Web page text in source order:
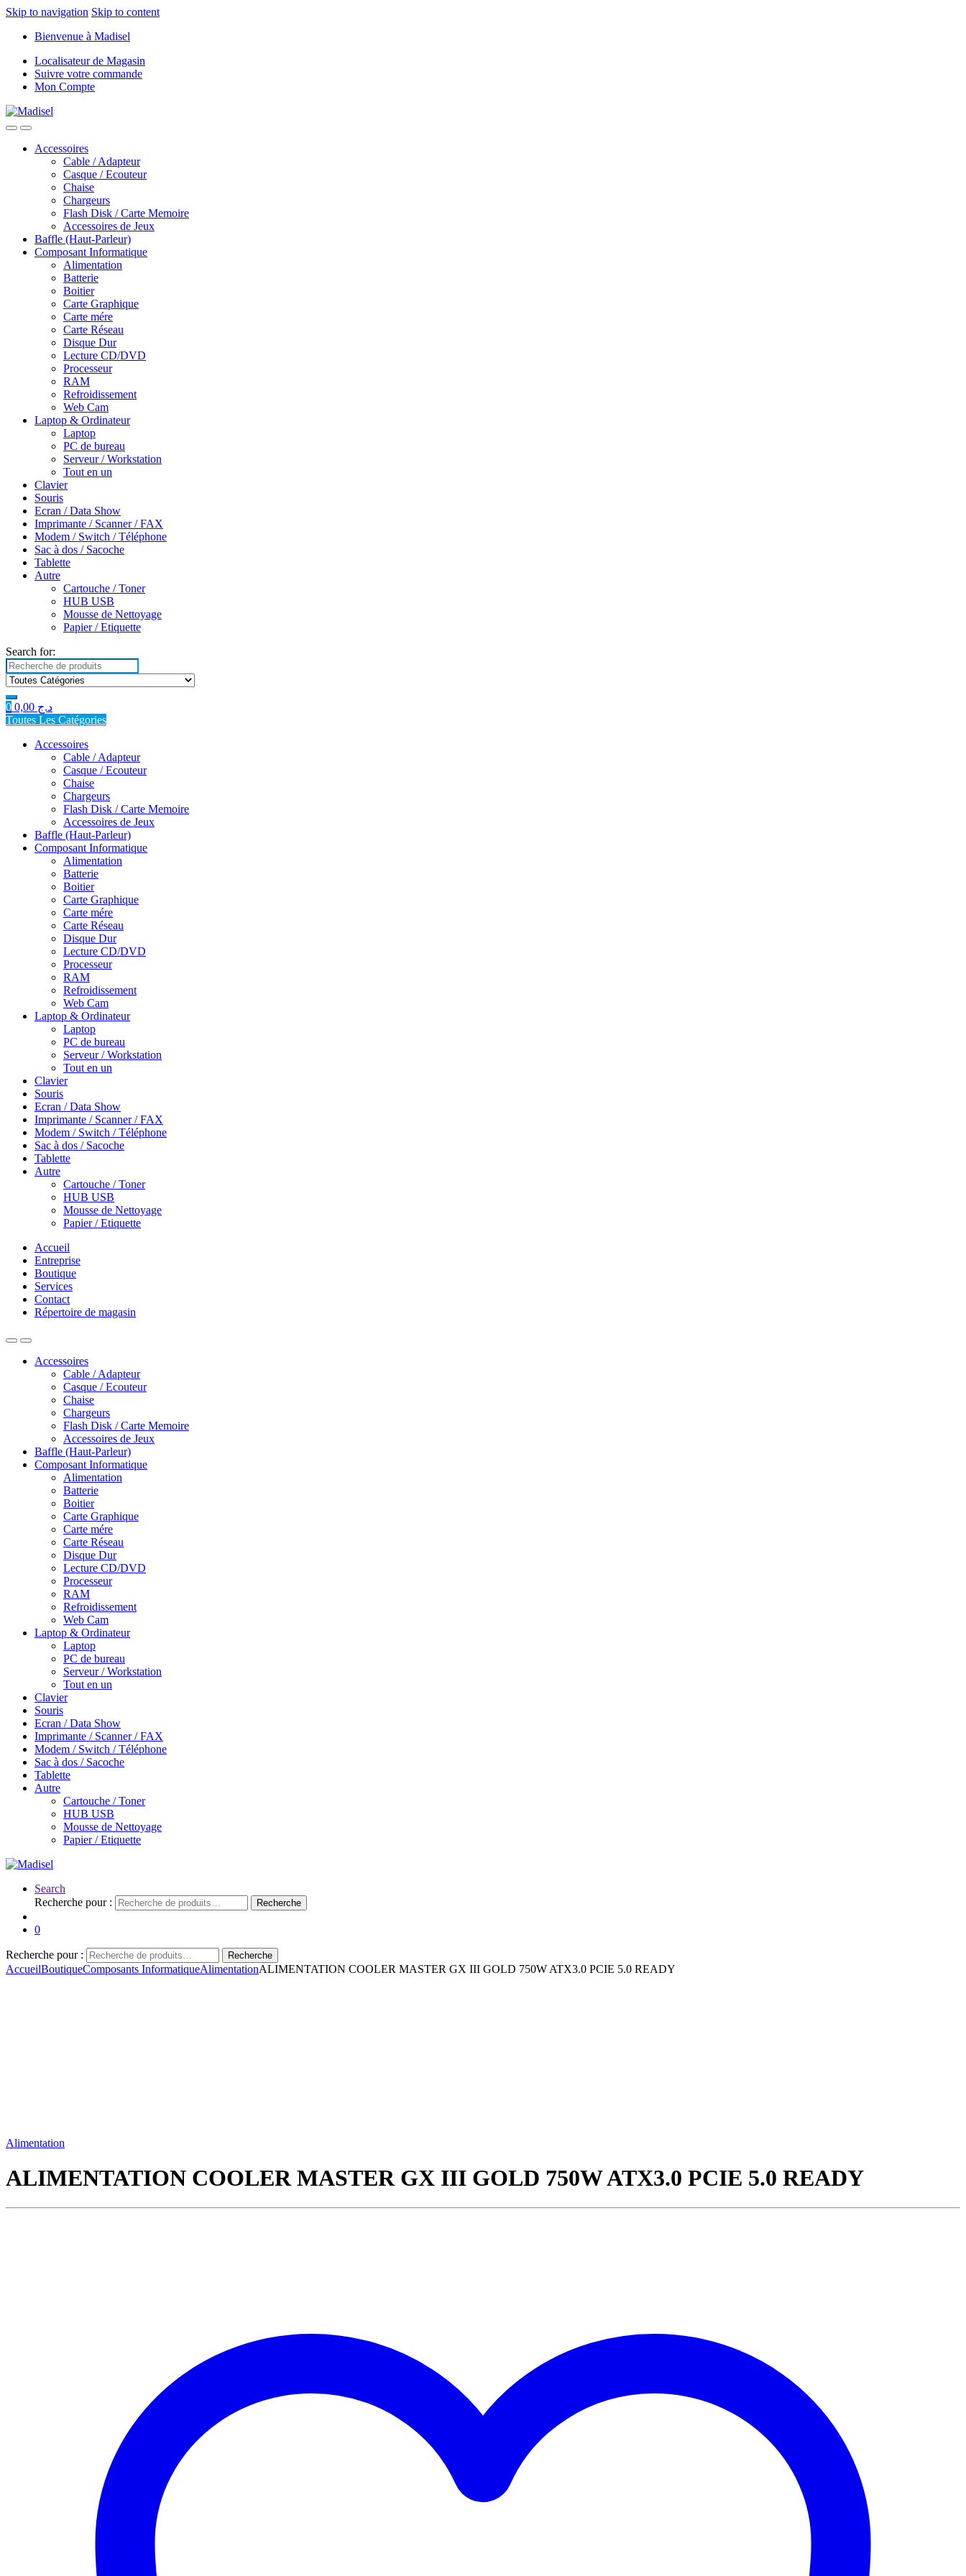
Skip to navigation Skip to content
Bienvenue à Madisel
Localisateur de Magasin
Suivre votre commande
Mon Compte
Accessoires
Cable / Adapteur
Casque / Ecouteur
Chaise
Chargeurs
Flash Disk / Carte Memoire
Accessoires de Jeux
Baffle (Haut-Parleur)
Composant Informatique
Alimentation
Batterie
Boitier
Carte Graphique
Carte mére
Carte Réseau
Disque Dur
Lecture CD/DVD
Processeur
RAM
Refroidissement
Web Cam
Laptop & Ordinateur
Laptop
PC de bureau
Serveur / Workstation
Tout en un
Clavier
Souris
Ecran / Data Show
Imprimante / Scanner / FAX
Modem / Switch / Téléphone
Sac à dos / Sacoche
Tablette
Autre
Cartouche / Toner
HUB USB
Mousse de Nettoyage
Papier / Etiquette
Search for:
0 د.ج
Toutes Les Catégories
Accessoires
Cable / Adapteur
Casque / Ecouteur
Chaise
Chargeurs
Flash Disk / Carte Memoire
Accessoires de Jeux
Baffle (Haut-Parleur)
Composant Informatique
Alimentation
Batterie
Boitier
Carte Graphique
Carte mére
Carte Réseau
Disque Dur
Lecture CD/DVD
Processeur
RAM
Refroidissement
Web Cam
Laptop & Ordinateur
Laptop
PC de bureau
Serveur / Workstation
Tout en un
Clavier
Souris
Ecran / Data Show
Imprimante / Scanner / FAX
Modem / Switch / Téléphone
Sac à dos / Sacoche
Tablette
Autre
Cartouche / Toner
HUB USB
Mousse de Nettoyage
Papier / Etiquette
Accueil
Entreprise
Boutique
Services
Contact
Répertoire de magasin
Accessoires
Cable / Adapteur
Casque / Ecouteur
Chaise
Chargeurs
Flash Disk / Carte Memoire
Accessoires de Jeux
Baffle (Haut-Parleur)
Composant Informatique
Alimentation
Batterie
Boitier
Carte Graphique
Carte mére
Carte Réseau
Disque Dur
Lecture CD/DVD
Processeur
RAM
Refroidissement
Web Cam
Laptop & Ordinateur
Laptop
PC de bureau
Serveur / Workstation
Tout en un
Clavier
Souris
Ecran / Data Show
Imprimante / Scanner / FAX
Modem / Switch / Téléphone
Sac à dos / Sacoche
Tablette
Autre
Cartouche / Toner
HUB USB
Mousse de Nettoyage
Papier / Etiquette
Search
Recherche pour :
Recherche
0
Recherche pour : Recherche
AccueilBoutiqueComposants InformatiqueAlimentationALIMENTATION COOLER MASTER GX III GOLD 750W ATX3.0 PCIE 5.0 READY
Alimentation
ALIMENTATION COOLER MASTER GX III GOLD 750W ATX3.0 PCIE 5.0 READY